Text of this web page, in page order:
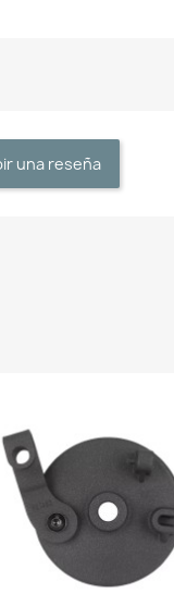
una reseña